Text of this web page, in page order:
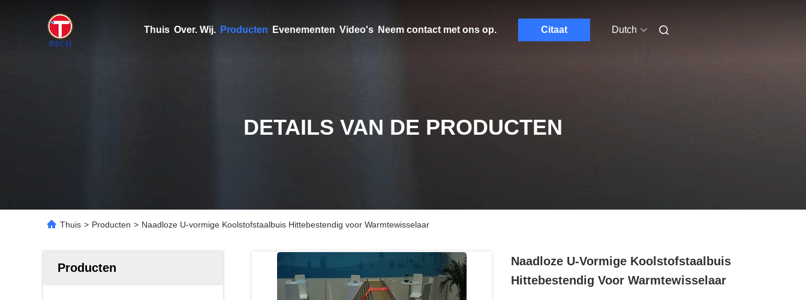
Thuis Over. Wij. Producten Evenementen Video's Neem contact met ons op. Citaat Dutch
DETAILS VAN DE PRODUCTEN
Thuis > Producten > Naadloze U-vormige Koolstofstaalbuis Hittebestendig voor Warmtewisselaar
Producten
Naadloze U-Vormige Koolstofstaalbuis
Hittebestendig Voor Warmtewisselaar